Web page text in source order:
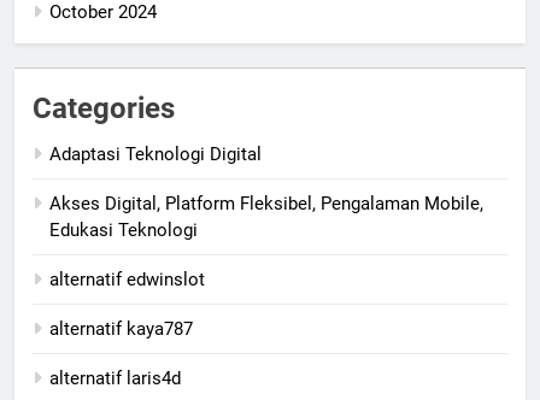
October 2024
Categories
Adaptasi Teknologi Digital
Akses Digital, Platform Fleksibel, Pengalaman Mobile,
Edukasi Teknologi
alternatif edwinslot
alternatif kaya787
alternatif laris4d